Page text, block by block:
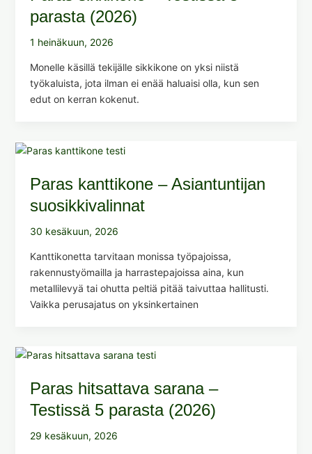
parasta (2026)
1 heinäkuun, 2026
Monelle käsillä tekijälle sikkikone on yksi niistä
työkaluista, jota ilman ei enää haluaisi olla, kun sen
edut on kerran kokenut.
Paras kanttikone – Asiantuntijan
suosikkivalinnat
30 kesäkuun, 2026
Kanttikonetta tarvitaan monissa työpajoissa,
rakennustyömailla ja harrastepajoissa aina, kun
metallilevyä tai ohutta peltiä pitää taivuttaa hallitusti.
Vaikka perusajatus on yksinkertainen
Paras hitsattava sarana –
Testissä 5 parasta (2026)
29 kesäkuun, 2026